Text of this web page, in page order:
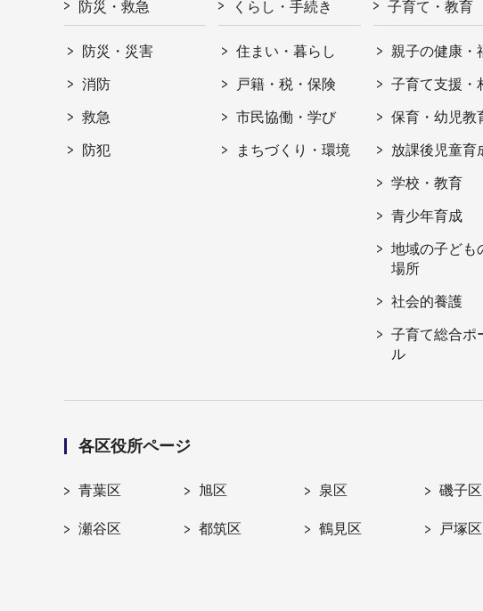
防災・救急
防災・災害
消防
救急
防犯
くらし・手続き
住まい・暮らし
戸籍・税・保険
市民協働・学び
まちづくり・環境
子育て・教育
親子の健康・
子育て支援・
保育・幼児教
放課後児童育
学校・教育
青少年育成
地域の子ども
場所
社会的養護
子育て総合ポ
ル
各区役所ページ
青葉区 旭区 泉区 磯子区
瀬谷区 都筑区 鶴見区 戸塚区